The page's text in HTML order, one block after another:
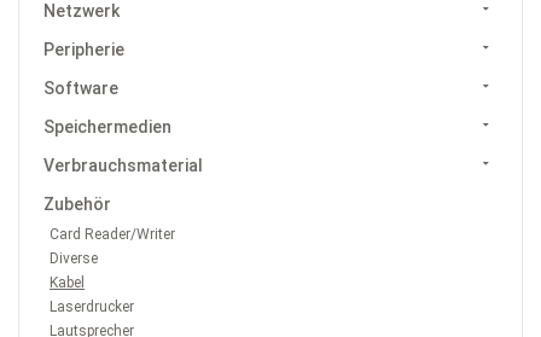
Netzwerk
Peripherie
Software
Speichermedien
Verbrauchsmaterial
Zubehör
Card Reader/Writer
Diverse
Kabel
Laserdrucker
Lautsprecher